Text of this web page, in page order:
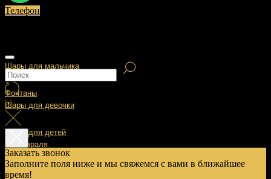
Шары для мальчика
Фонтаны
Шары для девочки
Шары для детей
14 Февраля
23 Февраля
Телефон
Заказать звонок
Заполните поля ниже и мы свяжемся с вами в ближайшее
время!